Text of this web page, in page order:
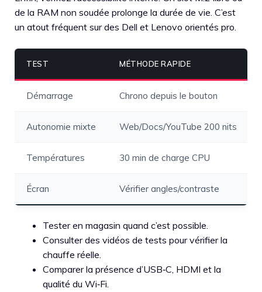
de la RAM non soudée prolonge la durée de vie. C’est
un atout fréquent sur des Dell et Lenovo orientés pro.
TEST MÉTHODE RAPIDE
Démarrage Chrono depuis le bouton
Autonomie mixte Web/Docs/YouTube 200 nits
Températures 30 min de charge CPU
Écran Vérifier angles/contraste
Tester en magasin quand c’est possible.
Consulter des vidéos de tests pour vérifier la
chauffe réelle.
Comparer la présence d’USB‑C, HDMI et la
qualité du Wi‑Fi.